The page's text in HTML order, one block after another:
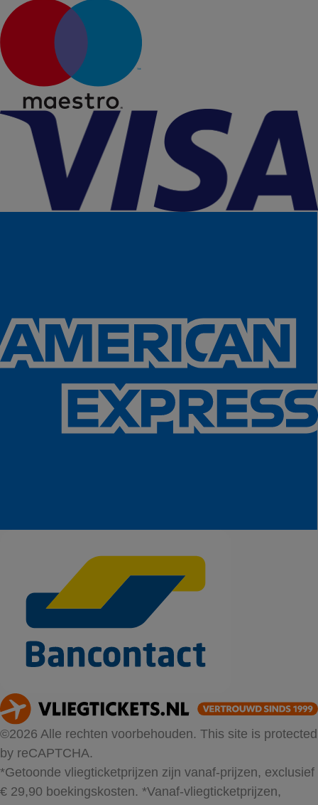
©2026 Alle rechten voorbehouden. This site is protected
by reCAPTCHA.
*Getoonde vliegticketprijzen zijn vanaf-prijzen, exclusief
€ 29,90 boekingskosten. *Vanaf-vliegticketprijzen,